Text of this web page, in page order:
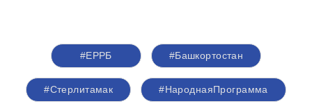
#ЕРРБ #Башкортостан
#Стерлитамак #НароднаяПрограмма